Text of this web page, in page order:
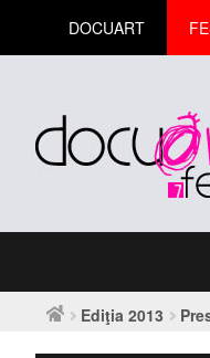
DOCUART
Ediţia 2013